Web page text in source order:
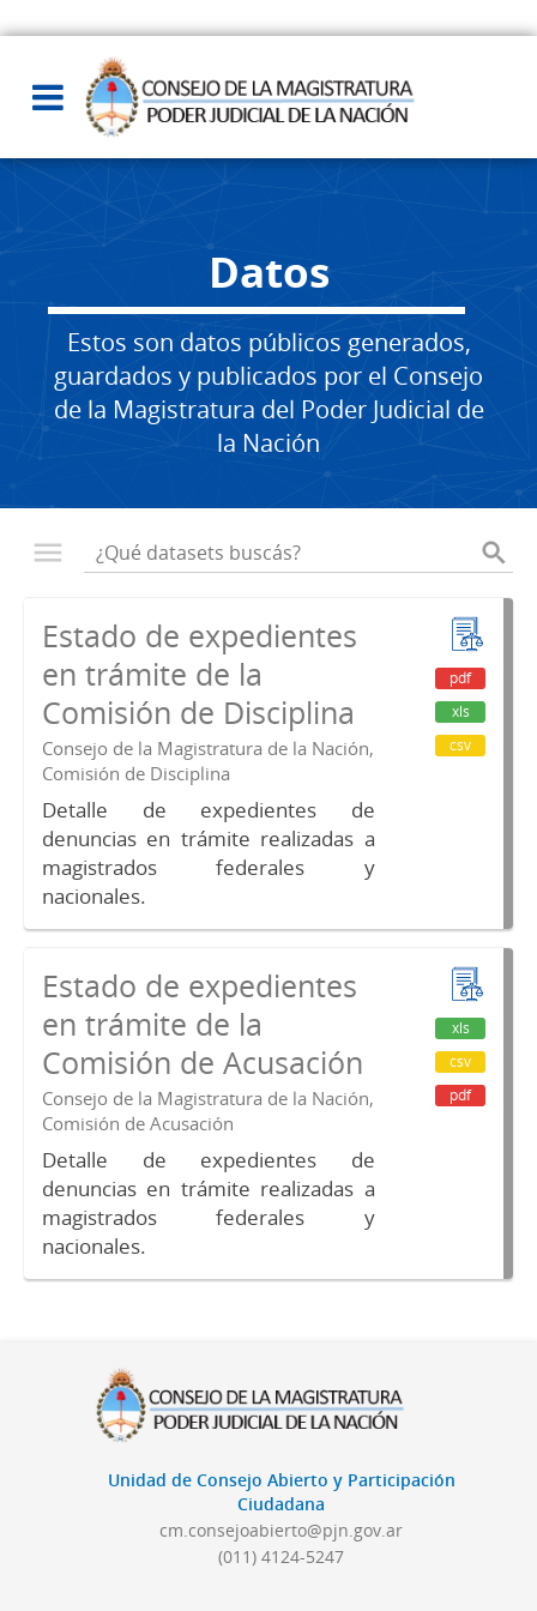
Datos
Estos son datos públicos generados,
guardados y publicados por el Consejo
de la Magistratura del Poder Judicial de
la Nación
Estado de expedientes
en trámite de la
Comisión de Disciplina
Consejo de la Magistratura de la Nación,
Comisión de Disciplina
Detalle de expedientes de
denuncias en trámite realizadas a
magistrados federales y
nacionales.
pdf
xls
csv
Estado de expedientes
en trámite de la
Comisión de Acusación
Consejo de la Magistratura de la Nación,
Comisión de Acusación
Detalle de expedientes de
denuncias en trámite realizadas a
magistrados federales y
nacionales.
xls
csv
pdf
Unidad de Consejo Abierto y Participación
Ciudadana
cm.consejoabierto@pjn.gov.ar
(011) 4124-5247